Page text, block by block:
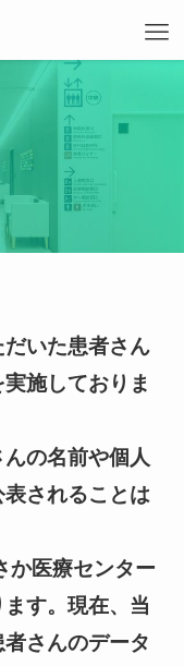
いた患者さん
施しておりま
の名前や個人
されることは
か医療センター
す。現在、当
さんのデータ